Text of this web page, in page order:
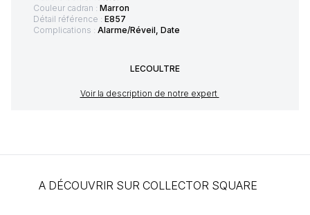
Couleur cadran : Marron
Détail référence : E857
Complications : Alarme/Réveil, Date
LECOULTRE
Voir la description de notre expert
A DÉCOUVRIR SUR COLLECTOR SQUARE